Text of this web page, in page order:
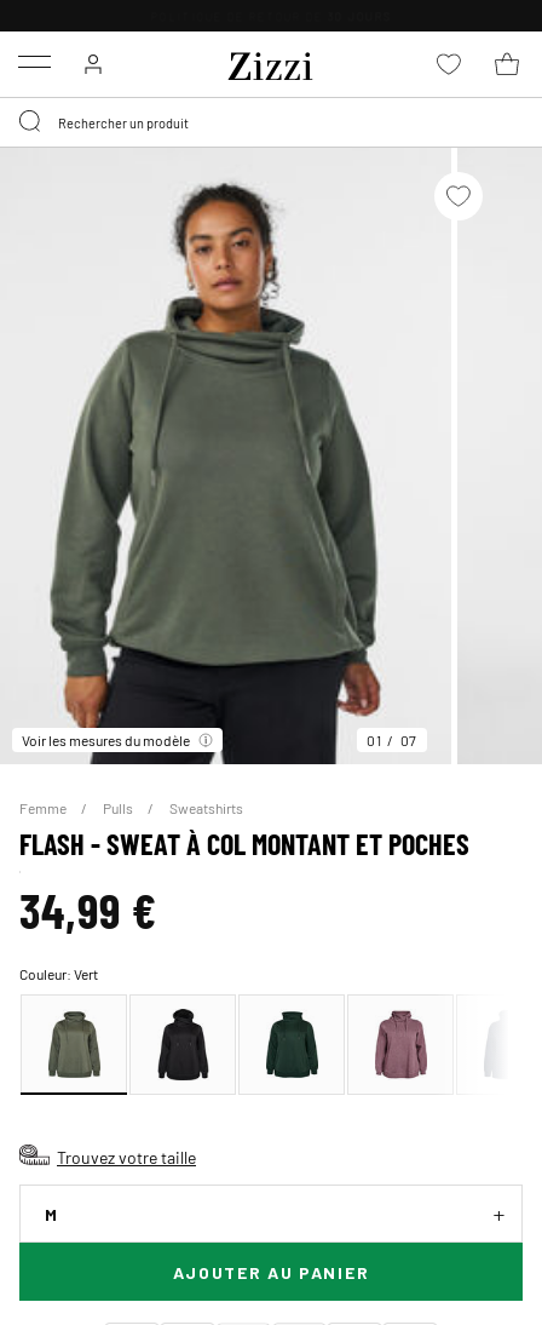
Menu
Voir les mesures du modèle 01 07
Femme Pulls Sweatshirts
FLASH - SWEAT À COL MONTANT ET POCHES
34,99 €
Couleur:Vert
Trouvez votre taille
M
AJOUTER AU PANIER